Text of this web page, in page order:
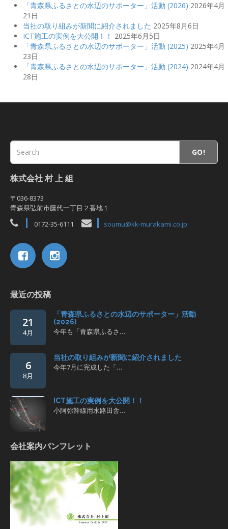
「青森県ふるさとの水辺のサポーター」活動 (2026) 2026年4月
21日
当社の取り組みが新聞に紹介されました 2025年8月6日
ICT施工の実例を大公開！！ 2025年6月5日
「青森県ふるさとの水辺のサポーター」活動 (2025) 2025年4月
23日
「青森県ふるさとの水辺のサポーター」活動 (2024) 2024年4月
28日
GO!
株式会社 村 上 組
〒036-8373
青森県弘前市藤代一丁目２番地１
0172-35-6111
soumu@kk-murakami.co.jp
最近の投稿
21
4月
「青森県ふるさとの水辺のサポーター」活動
(2026)
今年も「青森県ふるさ…
6
8月
当社の取り組みが新聞に紹介されました
今年7月に完成した「…
ICT施工の実例を大公開！！
小阿弥幹線用水路田舎…
会社案内パンフレット